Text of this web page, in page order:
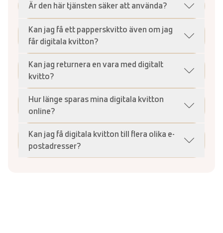
Är den här tjänsten säker att använda?
Kan jag få ett papperskvitto även om jag
får digitala kvitton?
Kan jag returnera en vara med digitalt
kvitto?
Hur länge sparas mina digitala kvitton
online?
Kan jag få digitala kvitton till flera olika e-
postadresser?